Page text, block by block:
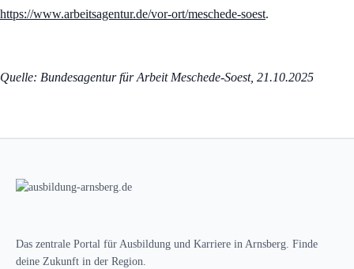
https://www.arbeitsagentur.de/vor-ort/meschede-soest.
Quelle: Bundesagentur für Arbeit Meschede-Soest, 21.10.2025
Das zentrale Portal für Ausbildung und Karriere in Arnsberg. Finde
deine Zukunft in der Region.